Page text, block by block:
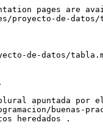
pages are
proyecto-de-
de-datos/
apuntada por
buenas-
heredados .